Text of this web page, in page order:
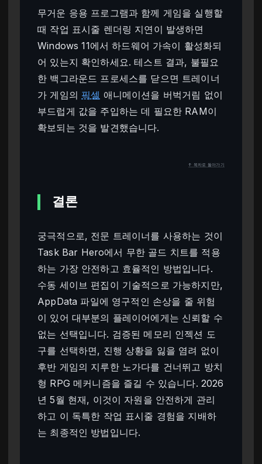
무거운 응용 프로그램과 함께 게임을 실행할
때 작업 표시줄 렌더링 지연이 발생하면
Windows 11에서 하드웨어 가속이 활성화되
어 있는지 확인하세요. 테스트 결과, 불필요
한 백그라운드 프로세스를 닫으면 트레이너
가 게임의 픽셀 애니메이션을 버벅거림 없이
부드럽게 값을 주입하는 데 필요한 RAM이
확보되는 것을 발견했습니다.
↑ 목차로 돌아가기
결론
궁극적으로, 전문 트레이너를 사용하는 것이
Task Bar Hero에서 무한 골드 치트를 적용
하는 가장 안전하고 효율적인 방법입니다.
수동 세이브 편집이 기술적으로 가능하지만,
AppData 파일에 영구적인 손상을 줄 위험
이 있어 대부분의 플레이어에게는 신뢰할 수
없는 선택입니다. 검증된 메모리 인젝션 도
구를 선택하면, 진행 상황을 잃을 염려 없이
후반 게임의 지루한 노가다를 건너뛰고 방치
형 RPG 메커니즘을 즐길 수 있습니다. 2026
년 5월 현재, 이것이 자원을 안전하게 관리
하고 이 독특한 작업 표시줄 경험을 지배하
는 최종적인 방법입니다.